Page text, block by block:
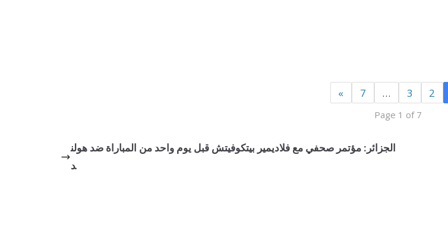
2
3
…
7
»
Page 1 of 7
الجزائر: مؤتمر صحفي مع فلاديمير بيتكوفيتش قبل يوم واحد من المباراة ضد هولن
د